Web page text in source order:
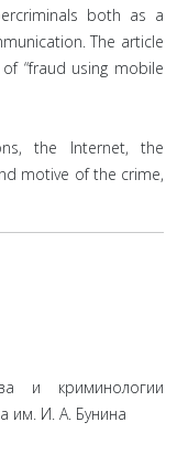
both as a
The article
“fraud using mobile
the Internet, the
motive of the crime,
и криминологии
им. И. А. Бунина